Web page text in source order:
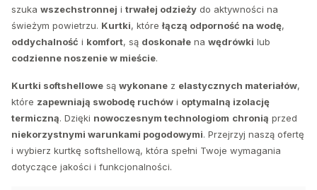
szuka wszechstronnej i trwałej odzieży do aktywności na
świeżym powietrzu. Kurtki, które łączą odporność na wodę,
oddychalność i komfort, są doskonałe na wędrówki lub
codzienne noszenie w mieście.
Kurtki softshellowe są wykonane z elastycznych materiałów,
które zapewniają swobodę ruchów i optymalną izolację
termiczną. Dzięki nowoczesnym technologiom chronią przed
niekorzystnymi warunkami pogodowymi. Przejrzyj naszą ofertę
i wybierz kurtkę softshellową, która spełni Twoje wymagania
dotyczące jakości i funkcjonalności.